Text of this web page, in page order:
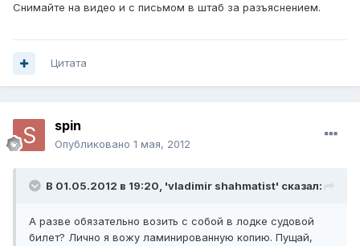
Снимайте на видео и с письмом в штаб за разъяснением.
Цитата
spin
Опубликовано 1 мая, 2012
В 01.05.2012 в 19:20, 'vladimir shahmatist' сказал:
А разве обязательно возить с собой в лодке судовой
билет? Лично я вожу ламинированную копию. Пущай,